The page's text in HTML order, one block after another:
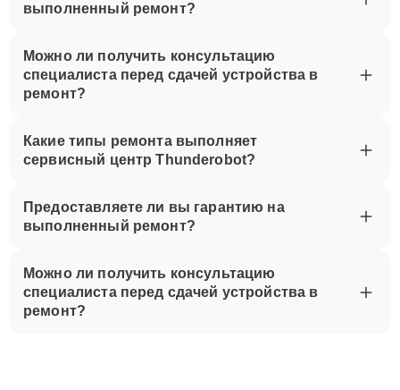
выполненный ремонт?
Можно ли получить консультацию
специалиста перед сдачей устройства в
ремонт?
Какие типы ремонта выполняет
сервисный центр Thunderobot?
Предоставляете ли вы гарантию на
выполненный ремонт?
Можно ли получить консультацию
специалиста перед сдачей устройства в
ремонт?